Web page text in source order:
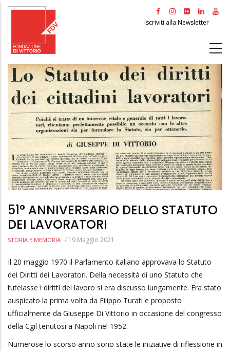
Salta
principale
Iscriviti alla Newsletter
51° ANNIVERSARIO DELLO STATUTO
DEI LAVORATORI
STORIA E MEMORIA / 19 Maggio 2021
Il 20 maggio 1970 il Parlamento italiano approvava lo Statuto
dei Diritti dei Lavoratori. Della necessità di uno Statuto che
tutelasse i diritti del lavoro si era discusso lungamente. Era stato
auspicato la prima volta da Filippo Turati e proposto
ufficialmente da Giuseppe Di Vittorio in occasione del congresso
della Cgil tenutosi a Napoli nel 1952.
Numerose lo scorso anno sono state le iniziative di riflessione in